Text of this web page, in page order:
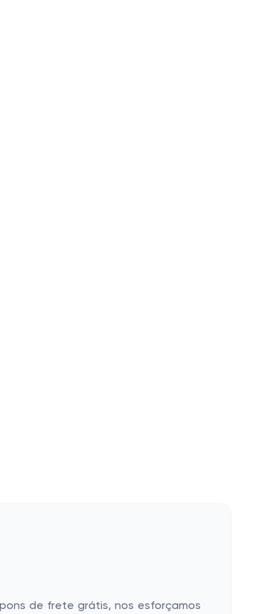
de frete grátis, nos esforçamos